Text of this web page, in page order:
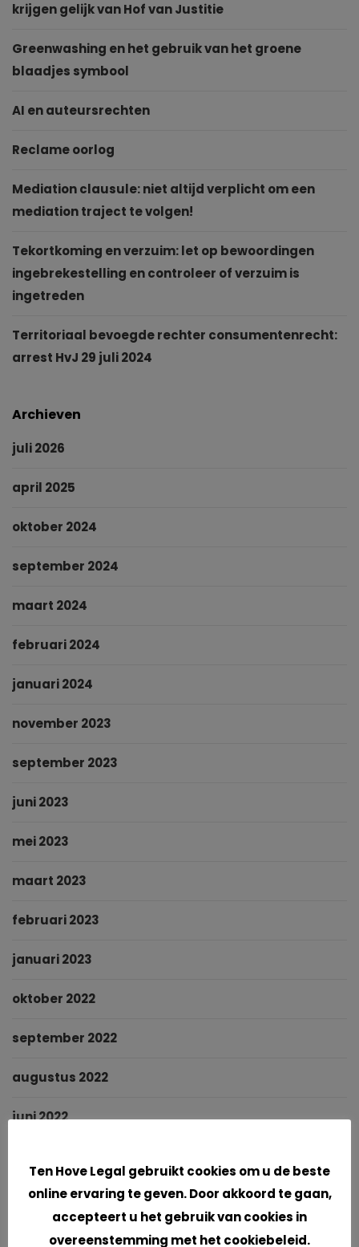
krijgen gelijk van Hof van Justitie
Greenwashing en het gebruik van het groene
blaadjes symbool
AI en auteursrechten
Reclame oorlog
Mediation clausule: niet altijd verplicht om een
mediation traject te volgen!
Tekortkoming en verzuim: let op bewoordingen
ingebrekestelling en controleer of verzuim is
ingetreden
Territoriaal bevoegde rechter consumentenrecht:
arrest HvJ 29 juli 2024
Archieven
juli 2026
april 2025
oktober 2024
september 2024
maart 2024
februari 2024
januari 2024
november 2023
september 2023
juni 2023
mei 2023
maart 2023
februari 2023
januari 2023
oktober 2022
september 2022
augustus 2022
juni 2022
maart 2022
januari 2022
Ten Hove Legal gebruikt cookies om u de beste
online ervaring te geven. Door akkoord te gaan,
accepteert u het gebruik van cookies in
overeenstemming met het cookiebeleid.